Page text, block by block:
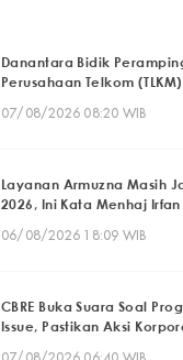
Danantara Bidik
Perusahaan Telkom
07/08/2026 08:20 WIB
Layanan Armuzna Masih
2026, Ini Kata Menhaj Irfan
06/08/2026 18:09 WIB
CBRE Buka Suara Soal
Issue, Pastikan Aksi